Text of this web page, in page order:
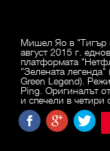
Мишел Яо в "Тигър
август 2015 г.
платформата
"Зелената
Green Legend).
Ping. Оригиналът
и спечели в четири